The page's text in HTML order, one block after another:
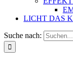
LICHT DAS
Suche nach: